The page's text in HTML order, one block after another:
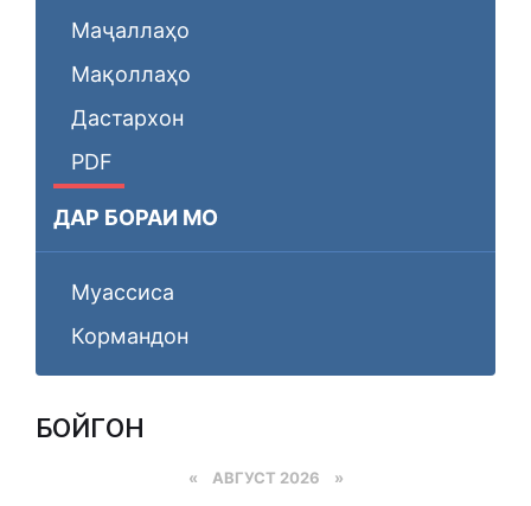
Маҷаллаҳо
Мақоллаҳо
Дастархон
PDF
ДАР БОРАИ МО
Муассиса
Кормандон
БОЙГОНӢ
« АВГУСТ 2026 »